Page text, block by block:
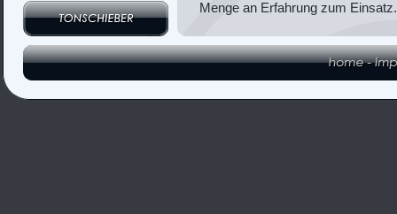
Menge an Erfahrung zum Einsatz.
Sound für Ihre Produktionen.